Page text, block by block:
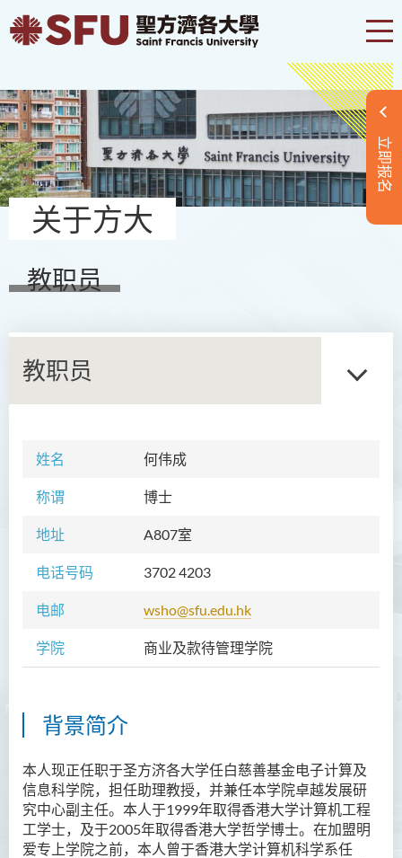
立即报名
关于方大
教职员
教职员
姓名 何伟成
称谓 博士
地址 A807室
电话号码 3702 4203
电邮 wsho@sfu.edu.hk
学院 商业及款待管理学院
背景简介
本人现正任职于圣方济各大学任白慈善基金电子计算及
信息科学院，担任助理教授，并兼任本学院卓越发展研
究中心副主任。本人于1999年取得香港大学计算机工程
工学士，及于2005年取得香港大学哲学博士。在加盟明
爱专上学院之前，本人曾于香港大学计算机科学系任
学院简介
愿景和使命
教职员
校外顾问团及校外考试委员
课程概览
学生活动
学员通讯
资讯及活动